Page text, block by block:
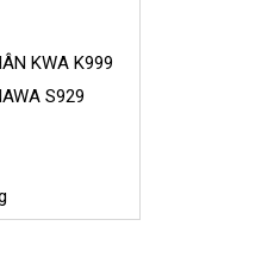
KWA K999
S929